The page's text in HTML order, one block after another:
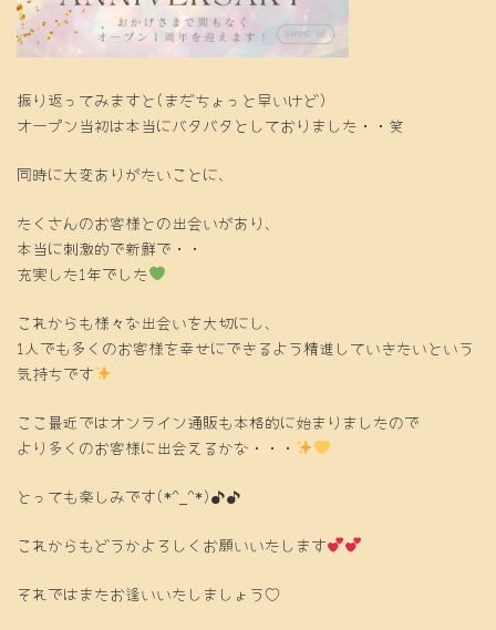
振り返ってみますと(まだちょっと早いけど)
オープン当初は本当にバタバタとしておりました・・笑
同時に大変ありがたいことに、
たくさんのお客様との出会いがあり、
本当に刺激的で新鮮で・・
充実した1年でした
これからも様々な出会いを大切にし、
1人でも多くのお客様を幸せにできるよう精進していきたいという
気持ちです
ここ最近ではオンライン通販も本格的に始まりましたので
より多くのお客様に出会えるかな・・・
とっても楽しみです(*^_^*)♪♪
これからもどうかよろしくお願いいたします
それではまたお逢いいたしましょう♡